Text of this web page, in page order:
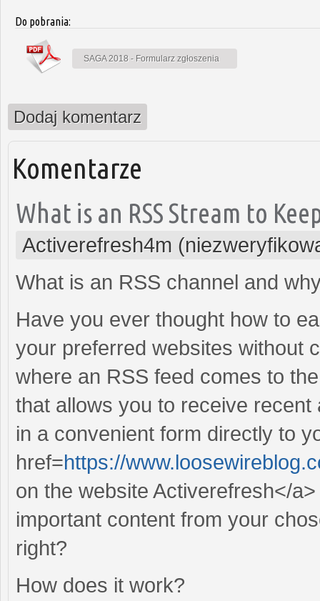
Do pobrania:
SAGA 2018 - Formularz zgłoszenia
Dodaj komentarz
Komentarze
What is an RSS Stream to
Activerefresh4m
What is an RSS channel and
Have you ever thought how to
your preferred websites without
where an RSS feed comes to
that allows you to receive
in a convenient form directly to
href=https://
on the website Activerefresh</
important content from your
right?
How does it work?